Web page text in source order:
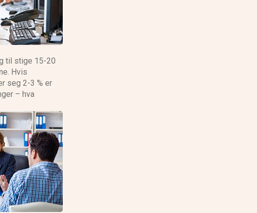
til stige 15-20
Hvis
seg 2-3 % er
– hva